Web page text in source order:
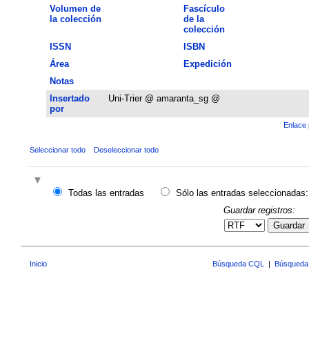
Volumen de
la colección
Fascículo
de la
colección
ISSN
ISBN
Área
Expedición
Notas
Insertado
por
Uni-Trier @ amaranta_sg @
Enlace
Seleccionar todo Deseleccionar todo
Todas las entradas
Sólo las entradas seleccionadas:
Guardar registros:
Guardar
Inicio Búsqueda CQL